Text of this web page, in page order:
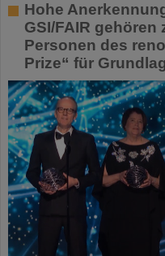
Hohe
GSI/FAIR
Personen des
Prize“ für